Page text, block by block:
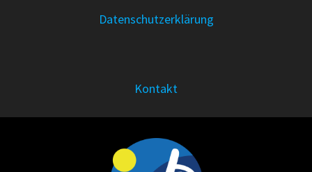
Datenschutzerklärung
Kontakt